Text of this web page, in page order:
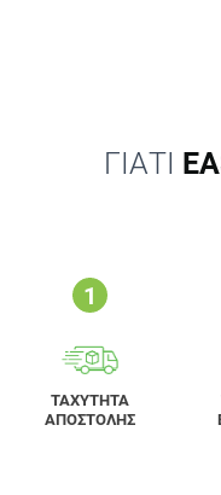
ΓΙΑΤΙ
ΤΑΧΥΤΗΤΑ
ΑΠΟΣΤΟΛΗΣ